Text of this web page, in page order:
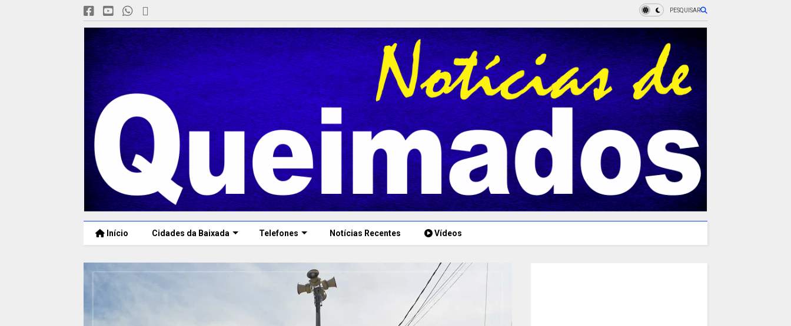
PESQUISAR
Início Cidades da Baixada Telefones Notícias Recentes Vídeos